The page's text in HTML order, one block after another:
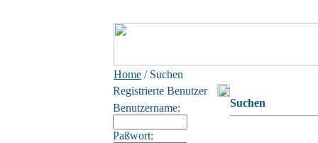
Home / Suchen
Registrierte Benutzer
Benutzername:
Paßwort:
Suchen